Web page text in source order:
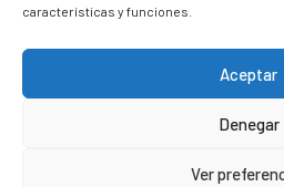
características y funciones.
Aceptar
Denegar
Ver